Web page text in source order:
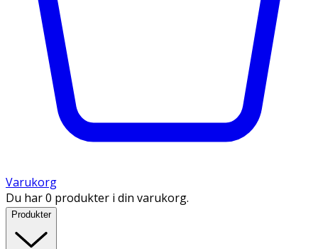
Varukorg
Du har 0 produkter i din varukorg.
Produkter